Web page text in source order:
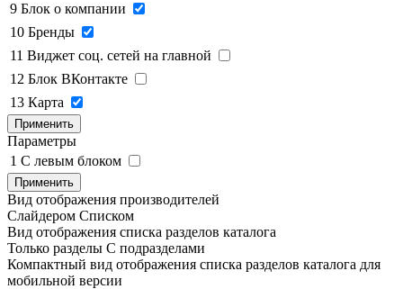
9 Блок о компании
10 Бренды
11 Виджет соц. сетей на главной
12 Блок ВКонтакте
13 Карта
Применить
Параметры
1 C левым блоком
Применить
Вид отображения производителей
Слайдером Списком
Вид отображения списка разделов каталога
Только разделы С подразделами
Компактный вид отображения списка разделов каталога для
мобильной версии